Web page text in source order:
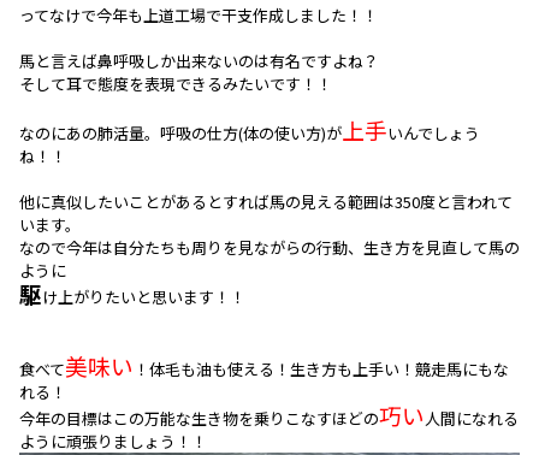
ってなけで今年も上道工場で干支作成しました！！
馬と言えば鼻呼吸しか出来ないのは有名ですよね？
そして耳で態度を表現できるみたいです！！
なのにあの肺活量。呼吸の仕方(体の使い方)が 上手いんでしょう
ね！！
他に真似したいことがあるとすれば馬の見える範囲は350度と言われて
います。
なので今年は自分たちも周りを見ながらの行動、生き方を見直して馬の
ように
駆け上がりたいと思います！！
食べて美味い ！体毛も油も使える！生き方も上手い！競走馬にもな
れる！
今年の目標はこの万能な生き物を乗りこなすほどの巧い 人間になれる
ように頑張りましょう！！